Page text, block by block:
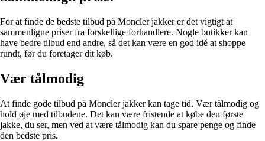
For at finde de bedste tilbud på Moncler jakker er det vigtigt at
sammenligne priser fra forskellige forhandlere. Nogle butikker kan
have bedre tilbud end andre, så det kan være en god idé at shoppe
rundt, før du foretager dit køb.
Vær tålmodig
At finde gode tilbud på Moncler jakker kan tage tid. Vær tålmodig og
hold øje med tilbudene. Det kan være fristende at købe den første
jakke, du ser, men ved at være tålmodig kan du spare penge og finde
den bedste pris.